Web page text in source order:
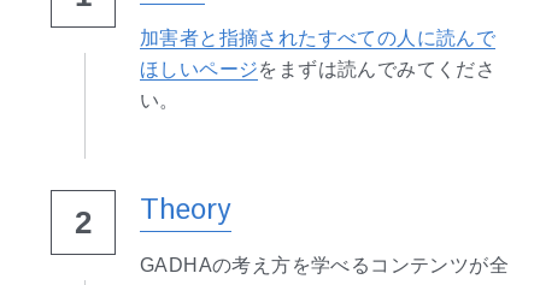
加害者と指摘されたすべての人に読んで
ほしいページをまずは読んでみてくださ
い。
2 Theory
GADHAの考え方を学べるコンテンツが全